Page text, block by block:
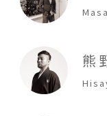
熊